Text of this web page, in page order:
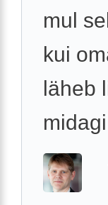
mul
kui
läheb